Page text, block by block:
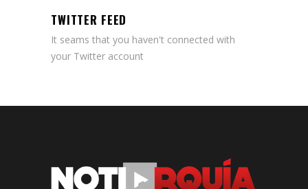
TWITTER FEED
It seams that you haven't connected with
your Twitter account